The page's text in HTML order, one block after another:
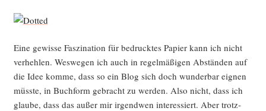
Eine gewis­se Fas­zi­na­ti­on für bedruck­tes Papier kann ich nicht
ver­heh­len. Wes­we­gen ich auch in regel­mä­ßi­gen Abstän­den auf
die Idee kom­me, dass so ein Blog sich doch wun­der­bar eig­nen
müss­te, in Buch­form gebracht zu wer­den. Also nicht, dass ich
glau­be, dass das außer mir irgend­wen inter­es­siert. Aber trotz­